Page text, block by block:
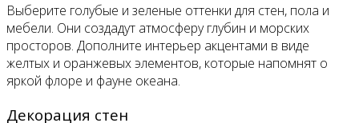
Выберите голубые и зеленые оттенки для стен, пола и
мебели. Они создадут атмосферу глубин и морских
просторов. Дополните интерьер акцентами в виде
желтых и оранжевых элементов, которые напомнят о
яркой флоре и фауне океана.
Декорация стен